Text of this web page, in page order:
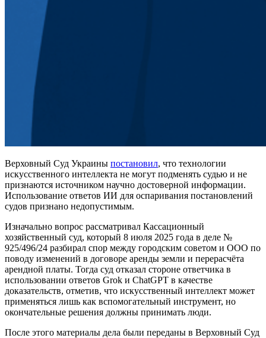
Верховный Суд Украины постановил, что технологии
искусственного интеллекта не могут подменять судью и не
признаются источником научно достоверной информации.
Использование ответов ИИ для оспаривания постановлений
судов признано недопустимым.
Изначально вопрос рассматривал Кассационный
хозяйственный суд, который 8 июля 2025 года в деле №
925/496/24 разбирал спор между городским советом и ООО по
поводу изменений в договоре аренды земли и перерасчёта
арендной платы. Тогда суд отказал стороне ответчика в
использовании ответов Grok и ChatGPT в качестве
доказательств, отметив, что искусственный интеллект может
применяться лишь как вспомогательный инструмент, но
окончательные решения должны принимать люди.
После этого материалы дела были переданы в Верховный Суд